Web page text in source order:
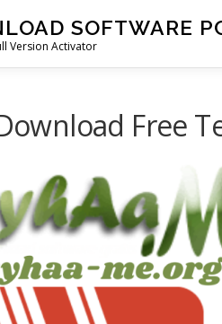
SOFTWARE
Version Activator
Free